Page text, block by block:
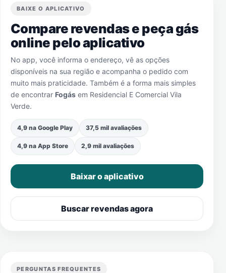
BAIXE O APLICATIVO
Compare revendas e peça gás
online pelo aplicativo
No app, você informa o endereço, vê as opções
disponíveis na sua região e acompanha o pedido com
muito mais praticidade. Também é a forma mais simples
de encontrar Fogás em Residencial E Comercial Vila
Verde.
4,9 na Google Play 37,5 mil avaliações
4,9 na App Store 2,9 mil avaliações
Baixar o aplicativo
Buscar revendas agora
PERGUNTAS FREQUENTES